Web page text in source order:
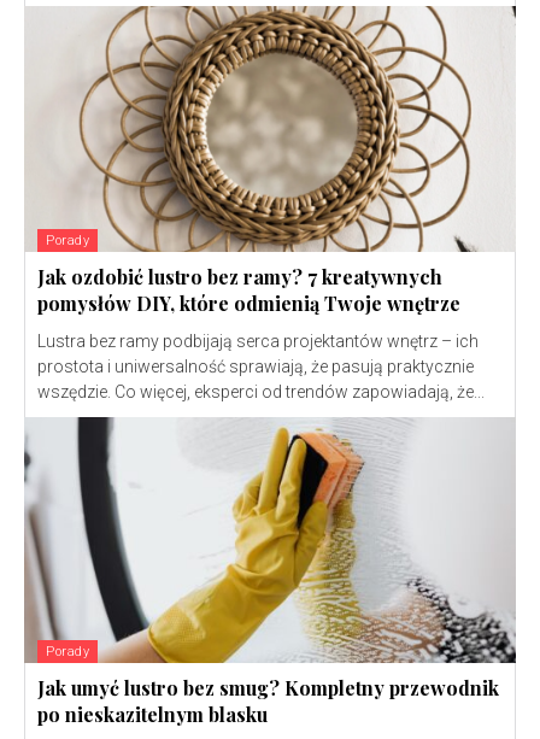
Porady
Jak ozdobić lustro bez ramy? 7 kreatywnych
pomysłów DIY, które odmienią Twoje wnętrze
Lustra bez ramy podbijają serca projektantów wnętrz – ich
prostota i uniwersalność sprawiają, że pasują praktycznie
wszędzie. Co więcej, eksperci od trendów zapowiadają, że...
Porady
Jak umyć lustro bez smug? Kompletny przewodnik
po nieskazitelnym blasku